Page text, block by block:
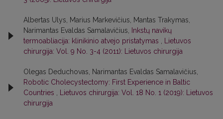
Albertas Ulys, Marius Markevičius, Mantas Trakymas,
Narimantas Evaldas Samalavičius,
Inkstų navikų
termoabliacija: klinikinio atvejo pristatymas
Lietuvos
chirurgija: Vol. 9 No. 3-4 (2011): Lietuvos chirurgija
Olegas Deduchovas, Narimantas Evaldas Samalavičius,
Robotic Cholecystectomy: First Experience in Baltic
Countries
Lietuvos chirurgija: Vol. 18 No. 1 (2019): Lietuvos
chirurgija